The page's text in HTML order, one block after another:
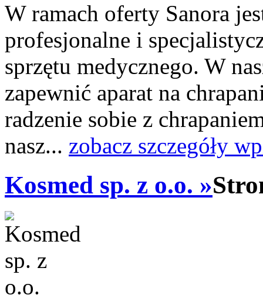
W ramach oferty Sanora
profesjonalne i
sprzętu medycznego. W
zapewnić aparat na
radzenie sobie z
nasz... zobacz szczegóły
Kosmed sp. z o.o. »